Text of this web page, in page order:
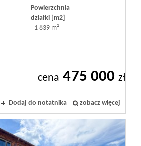
Powierzchnia
działki [m2]
1 839 m²
cena 475 000 zł
Dodaj do notatnika zobacz więcej